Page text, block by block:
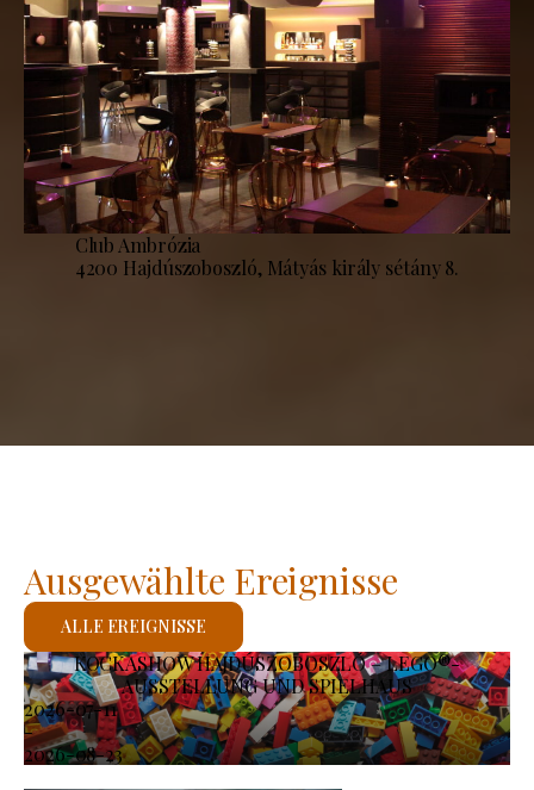
Club Ambrózia
4200 Hajdúszoboszló, Mátyás király sétány 8.
KOCKASHOW HAJDÚSZOBOSZLÓ – LEGO®-
AUSSTELLUNG UND SPIELHAUS
2026-07-11
-
2026-08-23
Ausgewählte Ereignisse
ALLE EREIGNISSE